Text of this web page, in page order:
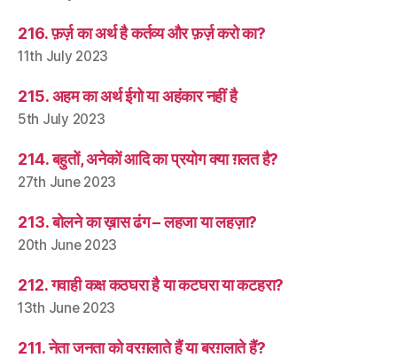
216. फ़र्ज़ का अर्थ है कर्तव्य और फ़र्ज़ करो का?
11th July 2023
215. अहम का अर्थ ईगो या अहंकार नहीं है
5th July 2023
214. बहुतों, अनेकों आदि का प्रयोग क्या ग़लत है?
27th June 2023
213. बोलने का ख़ास ढंग – लहजा या लहज़ा?
20th June 2023
212. गवाही कक्ष कठघरा है या कटघरा या कटहरा?
13th June 2023
211. नेता जनता को वरग़लाते हैं या बरग़लाते हैं?